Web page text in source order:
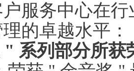
服务中心在
的卓越水平：
系列部分所获